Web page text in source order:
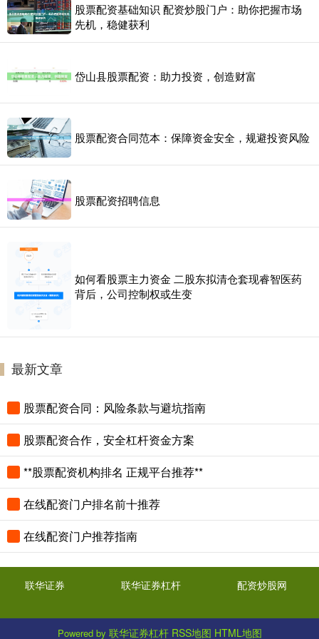
股票配资基础知识 配资炒股门户：助你把握市场
先机，稳健获利
岱山县股票配资：助力投资，创造财富
股票配资合同范本：保障资金安全，规避投资风险
股票配资招聘信息
如何看股票主力资金 二股东拟清仓套现睿智医药
背后，公司控制权或生变
最新文章
股票配资合同：风险条款与避坑指南
股票配资合作，安全杠杆资金方案
**股票配资机构排名 正规平台推荐**
在线配资门户排名前十推荐
在线配资门户推荐指南
联华证券 联华证券杠杆 配资炒股网
Powered by 联华证券杠杆 RSS地图 HTML地图